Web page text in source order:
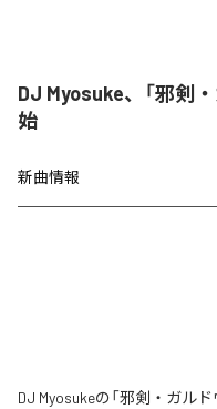
DJ Myosuke、「邪剣
始
新曲情報
DJ Myosukeの「邪剣・ガル